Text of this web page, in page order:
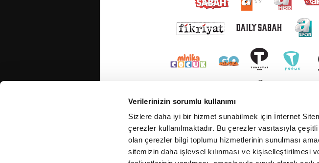
Verilerinizin sorumlu kullanımı
Sizlere daha iyi bir hizmet sunabilmek için İnternet
çerezler kullanılmaktadır. Bu çerezler vasıtasıyla
olan çerezler bilgi toplumu hizmetlerinin sunulması
sitemizin daha işlevsel kılınması ve kişiselleştirilmesi